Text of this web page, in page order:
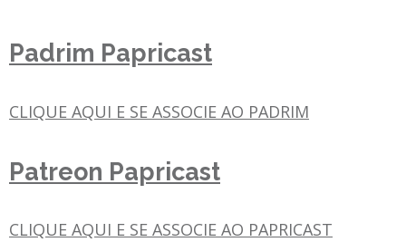
Padrim Papricast
CLIQUE AQUI E SE ASSOCIE AO PADRIM
Patreon Papricast
CLIQUE AQUI E SE ASSOCIE AO PAPRICAST